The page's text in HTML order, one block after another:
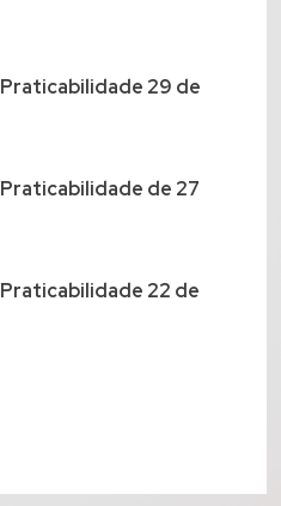
29 de
de 27
22 de